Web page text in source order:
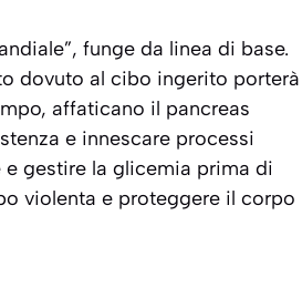
funge da linea di base.
dovuto al cibo ingerito porterà
affaticano il pancreas
e innescare processi
gestire la glicemia prima di
violenta e proteggere il corpo